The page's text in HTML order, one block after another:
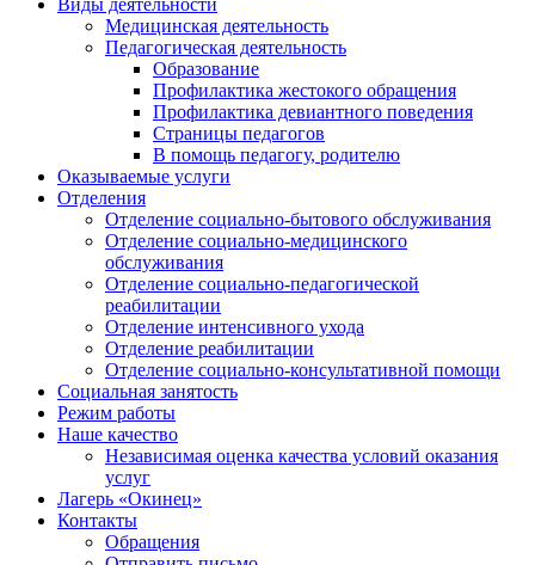
Медицинская деятельность
Педагогическая деятельность
Образование
Профилактика жестокого обращения
Профилактика девиантного поведения
Страницы педагогов
В помощь педагогу, родителю
Оказываемые услуги
Отделения
Отделение социально-бытового обслуживания
Отделение социально-медицинского
обслуживания
Отделение социально-педагогической
реабилитации
Отделение интенсивного ухода
Отделение реабилитации
Отделение социально-консультативной помощи
Социальная занятость
Режим работы
Наше качество
Независимая оценка качества условий оказания
услуг
Лагерь «Окинец»
Контакты
Обращения